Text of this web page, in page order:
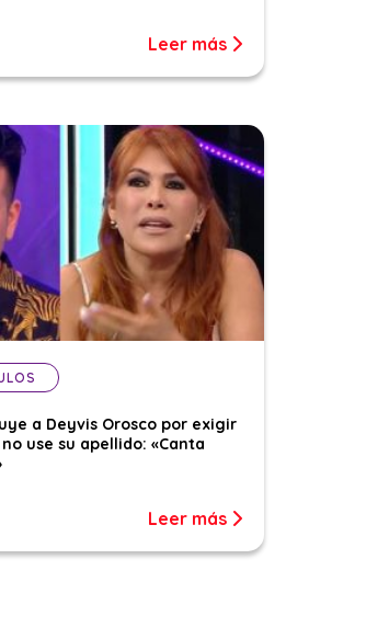
Leer más
a Deyvis Orosco por exigir
use su apellido: «Canta
Leer más